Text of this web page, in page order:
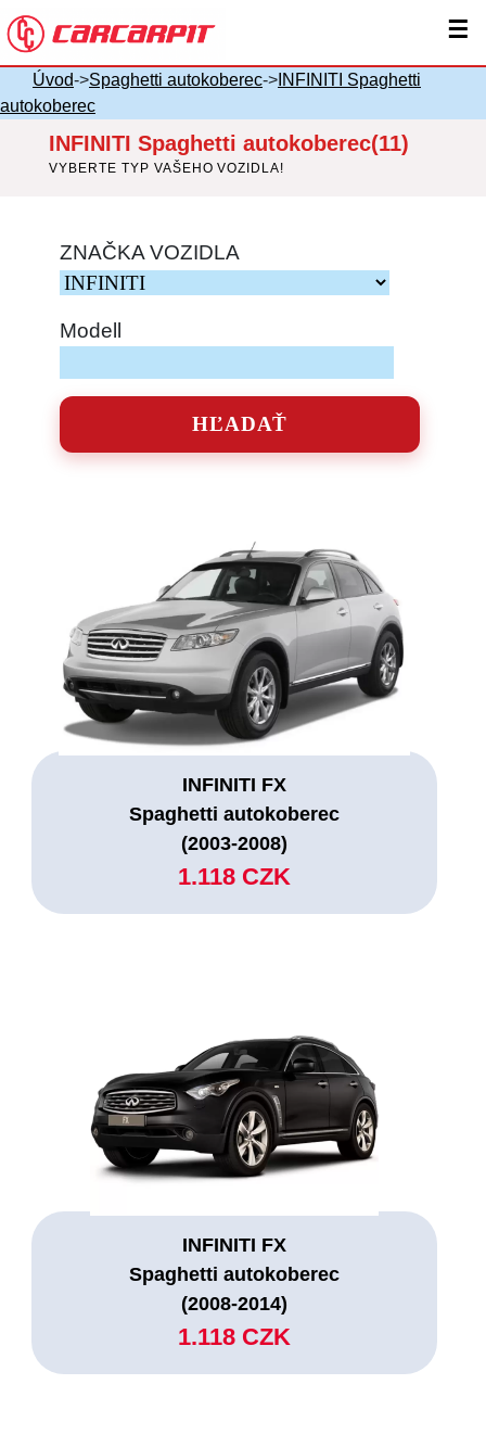
☰
Úvod->Spaghetti autokoberec-> INFINITI Spaghetti
autokoberec
INFINITI Spaghetti autokoberec(11)
VYBERTE TYP VAŠEHO VOZIDLA!
ZNAČKA VOZIDLA
Modell
HĽADAŤ
INFINITI FX
Spaghetti autokoberec
(2003-2008)
1.118 CZK
INFINITI FX
Spaghetti autokoberec
(2008-2014)
1.118 CZK